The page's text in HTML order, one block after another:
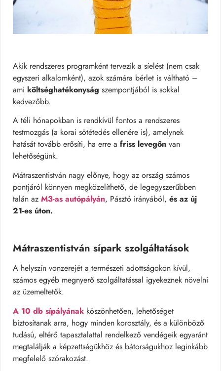
Akik rendszeres programként tervezik a síelést (nem csak
egyszeri alkalomként), azok számára bérlet is váltható –
ami költséghatékonyság szempontjából is sokkal
kedvezőbb.
A téli hónapokban is rendkívül fontos a rendszeres
testmozgás (a korai sötétedés ellenére is), amelynek
hatását tovább erősíti, ha erre a friss levegőn van
lehetőségünk.
Mátraszentistván nagy előnye, hogy az ország számos
pontjáról könnyen megközelíthető, de legegyszerűbben
talán az M3-as autópályán, Pásztó irányából, és az új
21-es úton.
Mátraszentistván sípark szolgáltatások
A helyszín vonzerejét a természeti adottságokon kívül,
számos egyéb megnyerő szolgáltatással igyekeznek növelni
az üzemeltetők.
A 10 db sípályának köszönhetően, lehetőséget
biztosítanak arra, hogy minden korosztály, és a különböző
tudású, eltérő tapasztalattal rendelkező vendégeik egyaránt
megtalálják a képzettségükhöz és bátorságukhoz leginkább
megfelelő szórakozást.